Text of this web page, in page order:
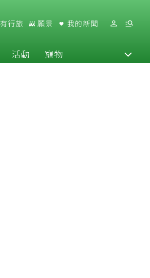
有行旅 願景 我的新聞
活動 寵物